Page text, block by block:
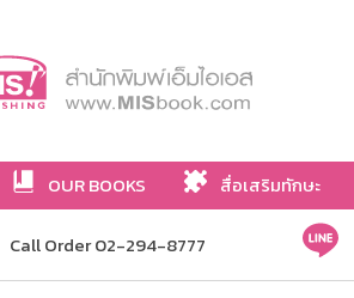
OUR BOOKS สื่อเสริมทักษะ
Call Order 02-294-8777